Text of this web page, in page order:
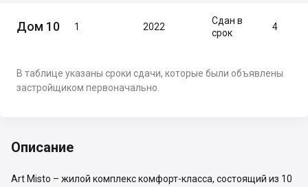
Дом 10 1 2022
Сдан в
срок
4
В таблице указаны сроки сдачи, которые были объявлены
застройщиком первоначально.
Описание
Art Misto – жилой комплекс комфорт-класса, состоящий из 10